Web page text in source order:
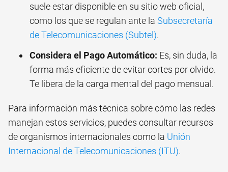
suele estar disponible en su sitio web oficial,
como los que se regulan ante la Subsecretaría
de Telecomunicaciones (Subtel).
Considera el Pago Automático: Es, sin duda, la
forma más eficiente de evitar cortes por olvido.
Te libera de la carga mental del pago mensual.
Para información más técnica sobre cómo las redes
manejan estos servicios, puedes consultar recursos
de organismos internacionales como la Unión
Internacional de Telecomunicaciones (ITU).